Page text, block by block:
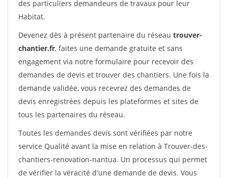
des particuliers demandeurs de travaux pour leur
Habitat.
Devenez dès à présent partenaire du réseau trouver-
chantier.fr, faites une demande gratuite et sans
engagement via notre formulaire pour recevoir des
demandes de devis et trouver des chantiers. Une fois la
demande validée, vous recevrez des demandes de
devis enregistrées depuis les plateformes et sites de
tous les partenaires du réseau.
Toutes les demandes devis sont vérifiées par notre
service Qualité avant la mise en relation à Trouver-des-
chantiers-renovation-nantua. Un processus qui permet
de vérifier la véracité d'une demande de devis. Vous